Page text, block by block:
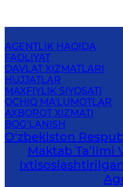
AGENTLIK HAQIDA
FAOLIYAT
DAVLAT XIZMATLARI
HUJJATLAR
MAXFIYLIK SIYOSATI
OCHIQ MA'LUMOTLAR
AXBOROT XIZMATI
BOG‘LANISH
O‘zbekiston
Maktab Ta’limi